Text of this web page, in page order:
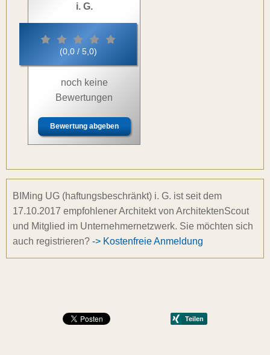
i. G.
(0,0 / 5,0)
noch keine
Bewertungen
Bewertung abgeben
BIMing UG (haftungsbeschränkt) i. G. ist seit dem
17.10.2017 empfohlener Architekt von ArchitektenScout
und Mitglied im Unternehmernetzwerk. Sie möchten sich
auch registrieren? -> Kostenfreie Anmeldung